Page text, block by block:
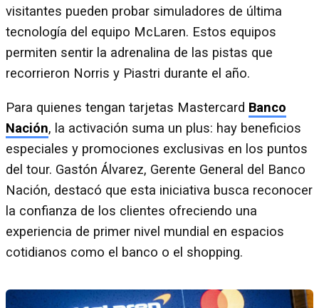
visitantes pueden probar simuladores de última
tecnología del equipo McLaren. Estos equipos
permiten sentir la adrenalina de las pistas que
recorrieron Norris y Piastri durante el año.
Para quienes tengan tarjetas Mastercard Banco
Nación, la activación suma un plus: hay beneficios
especiales y promociones exclusivas en los puntos
del tour. Gastón Álvarez, Gerente General del Banco
Nación, destacó que esta iniciativa busca reconocer
la confianza de los clientes ofreciendo una
experiencia de primer nivel mundial en espacios
cotidianos como el banco o el shopping.